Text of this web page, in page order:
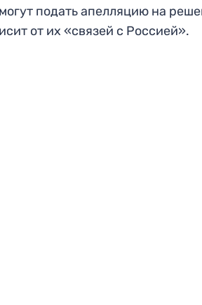
подать апелляцию на
от их «связей с Россией».